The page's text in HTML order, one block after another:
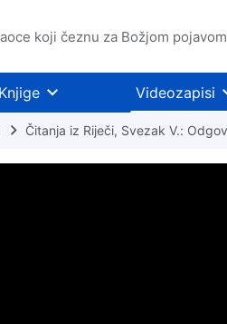
koji čeznu za Božjom
Knjige Videozapisi
Čitanja iz Riječi, Svezak V.: